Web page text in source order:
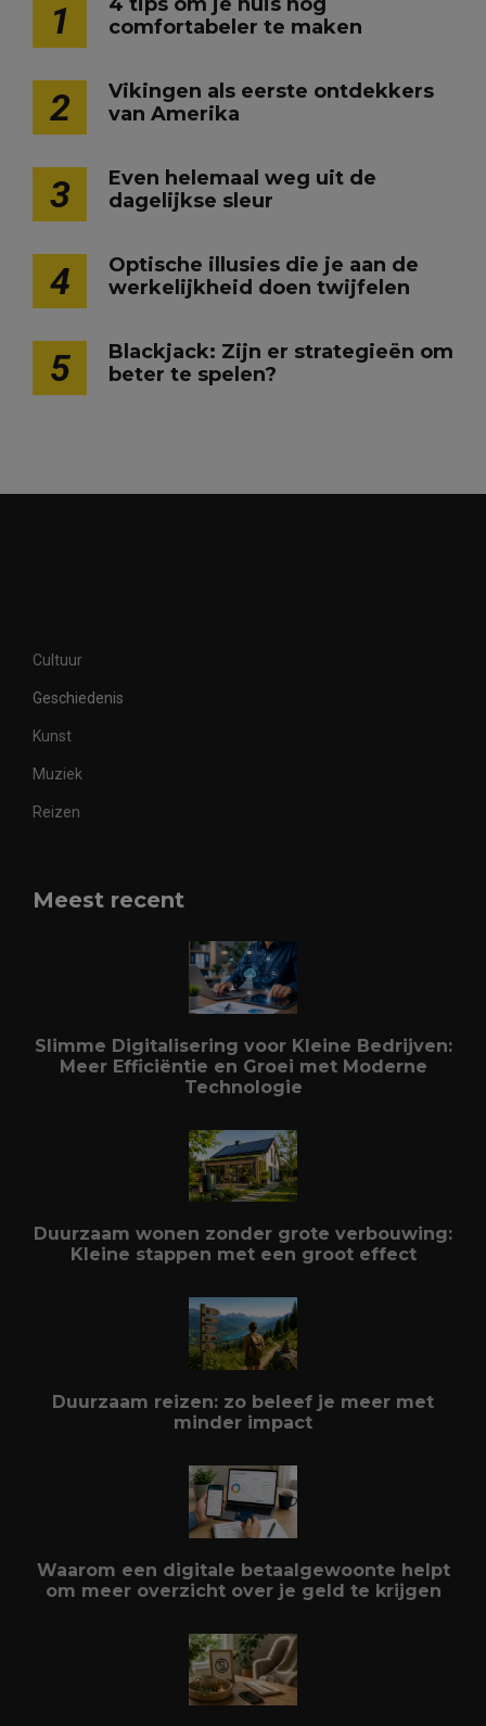
1
comfortabeler te maken
2
Vikingen als eerste ontdekkers
van Amerika
3
Even helemaal weg uit de
dagelijkse sleur
4
Optische illusies die je aan de
werkelijkheid doen twijfelen
5
Blackjack: Zijn er strategieën om
beter te spelen?
Cultuur
Geschiedenis
Kunst
Muziek
Reizen
Meest recent
Slimme Digitalisering voor Kleine Bedrijven:
Meer Efficiëntie en Groei met Moderne
Technologie
Duurzaam wonen zonder grote verbouwing:
Kleine stappen met een groot effect
Duurzaam reizen: zo beleef je meer met
minder impact
Waarom een digitale betaalgewoonte helpt
om meer overzicht over je geld te krijgen